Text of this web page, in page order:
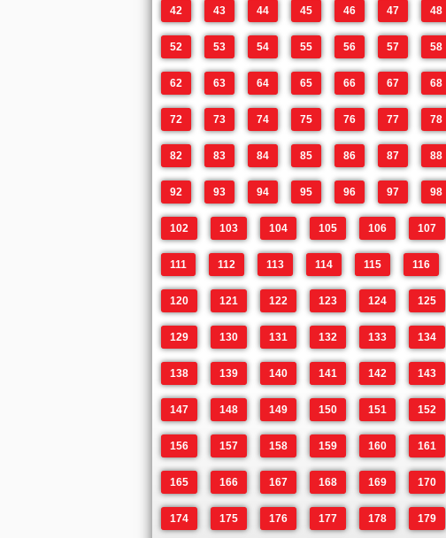
42 43 44 45 46 47 48
52 53 54 55 56 57 58
62 63 64 65 66 67 68
72 73 74 75 76 77 78
82 83 84 85 86 87 88
92 93 94 95 96 97 98
102 103 104 105 106 107
111 112 113 114 115 116
120 121 122 123 124 125
129 130 131 132 133 134
138 139 140 141 142 143
147 148 149 150 151 152
156 157 158 159 160 161
165 166 167 168 169 170
174 175 176 177 178 179